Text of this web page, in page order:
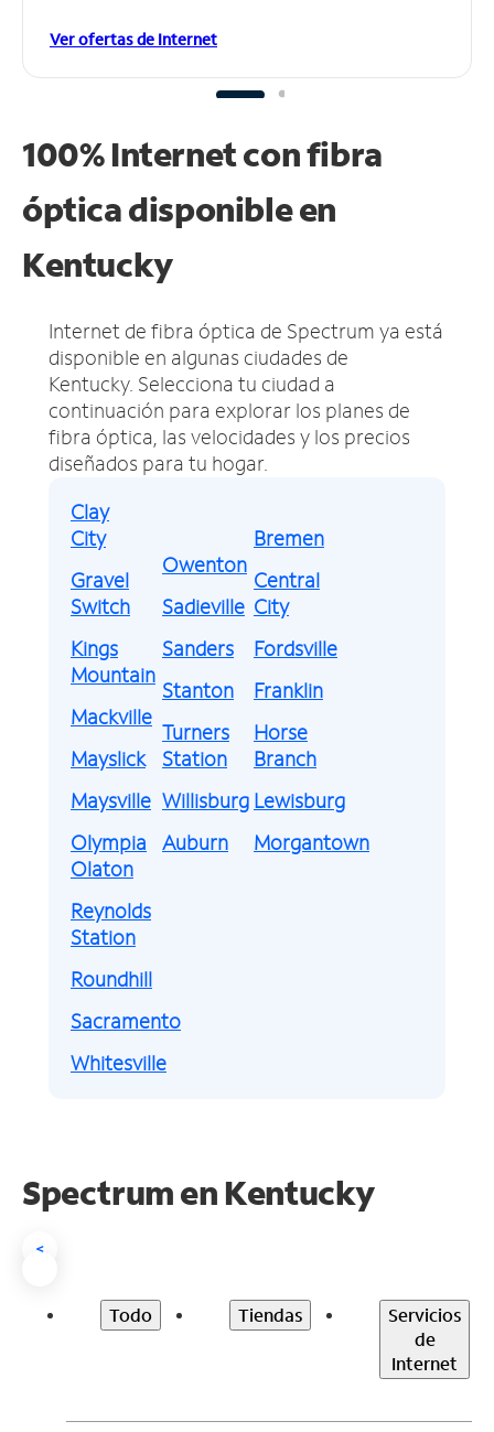
Ver ofertas de Internet
100% Internet con fibra
óptica disponible en
Kentucky
Internet de fibra óptica de Spectrum ya está
disponible en algunas ciudades de
Kentucky. Selecciona tu ciudad a
continuación para explorar los planes de
fibra óptica, las velocidades y los precios
diseñados para tu hogar.
Clay
City
Gravel
Switch
Kings
Mountain
Mackville
Mayslick
Maysville
Olympia
Owenton
Sadieville
Sanders
Stanton
Turners
Station
Willisburg
Auburn
Bremen
Central
City
Fordsville
Franklin
Horse
Branch
Lewisburg
Morgantown
Olaton
Reynolds
Station
Roundhill
Sacramento
Whitesville
Spectrum en Kentucky
<
Todo Tiendas
Servicios
de
Internet